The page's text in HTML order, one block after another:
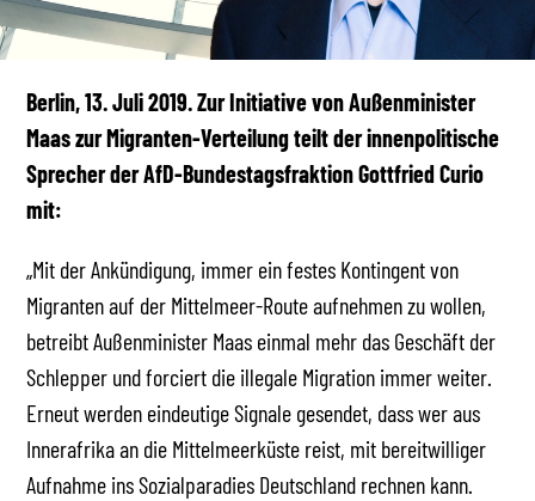
Berlin, 13. Juli 2019. Zur Initiative von Außenminister
Maas zur Migranten-Verteilung teilt der innenpolitische
Sprecher der AfD-Bundestagsfraktion Gottfried Curio
mit:
„Mit der Ankündigung, immer ein festes Kontingent von
Migranten auf der Mittelmeer-Route aufnehmen zu wollen,
betreibt Außenminister Maas einmal mehr das Geschäft der
Schlepper und forciert die illegale Migration immer weiter.
Erneut werden eindeutige Signale gesendet, dass wer aus
Innerafrika an die Mittelmeerküste reist, mit bereitwilliger
Aufnahme ins Sozialparadies Deutschland rechnen kann.